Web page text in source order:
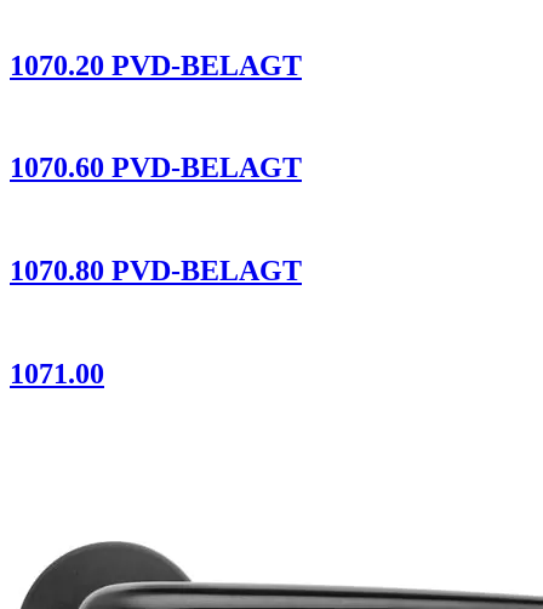
1070.20 PVD-BELAGT
1070.60 PVD-BELAGT
1070.80 PVD-BELAGT
1071.00